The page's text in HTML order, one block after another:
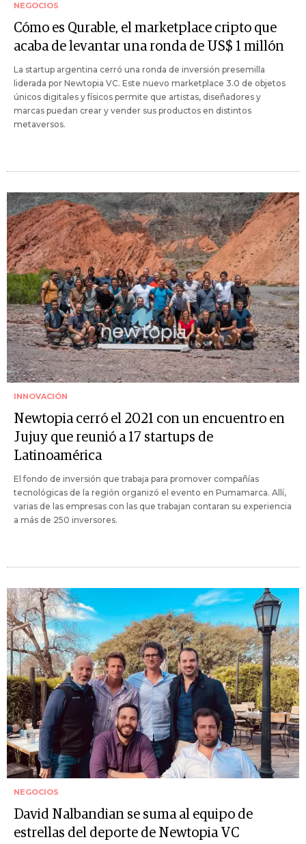
NEGOCIOS
Cómo es Qurable, el marketplace cripto que
acaba de levantar una ronda de US$ 1 millón
La startup argentina cerró una ronda de inversión presemilla
liderada por Newtopia VC. Este nuevo marketplace 3.0 de objetos
únicos digitales y físicos permite que artistas, diseñadores y
marcas puedan crear y vender sus productos en distintos
metaversos.
INNOVACIÓN
Newtopia cerró el 2021 con un encuentro en
Jujuy que reunió a 17 startups de
Latinoamérica
El fondo de inversión que trabaja para promover compañías
tecnológicas de la región organizó el evento en Pumamarca. Allí,
varias de las empresas con las que trabajan contaran su experiencia
a más de 250 inversores.
NEGOCIOS
David Nalbandian se suma al equipo de
estrellas del deporte de Newtopia VC